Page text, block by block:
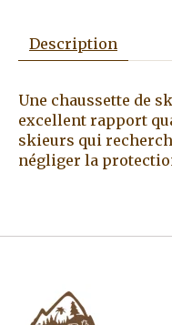
Description
Une chaussette de
excellent rapport
skieurs qui
négliger la